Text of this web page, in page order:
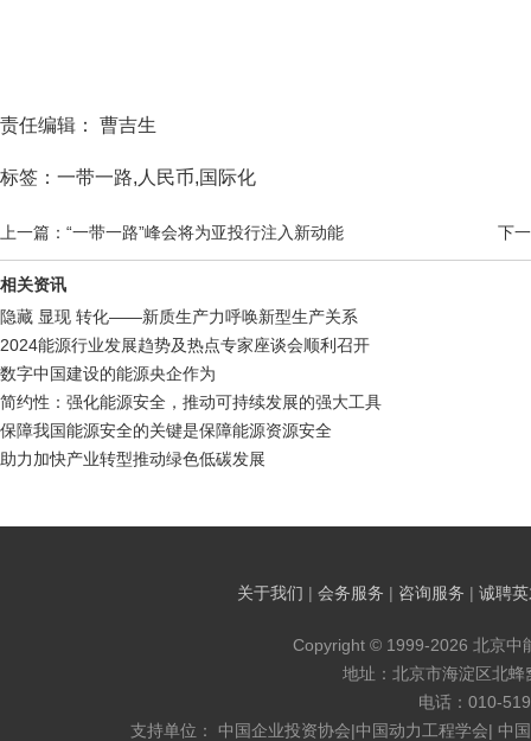
责任编辑： 曹吉生
标签：一带一路,人民币,国际化
上一篇：“一带一路”峰会将为亚投行注入新动能 下
相关资讯
隐藏 显现 转化——新质生产力呼唤新型生产关系
2024能源行业发展趋势及热点专家座谈会顺利召开
数字中国建设的能源央企作为
简约性：强化能源安全，推动可持续发展的强大工具
保障我国能源安全的关键是保障能源资源安全
助力加快产业转型推动绿色低碳发展
关于我们 | 会务服务 | 咨询服务 | 诚聘
Copyright © 1999-2026 北京中
地址：北京市海淀区北
电话：010-
支持单位： 中国企业投资协会|中国动力工程学会| 中